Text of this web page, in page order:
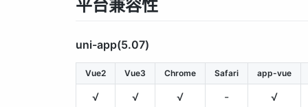
平台兼容性
uni-app(5.07)
Vue2 Vue3 Chrome Safari app-vue
√ √ √ - √